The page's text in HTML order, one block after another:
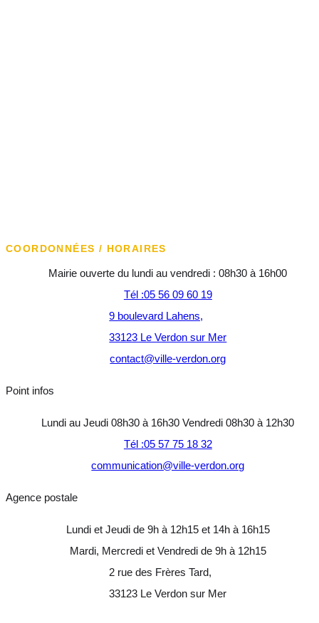
COORDONNÉES / HORAIRES
Mairie ouverte du lundi au vendredi : 08h30 à 16h00
Tél :05 56 09 60 19
9 boulevard Lahens,
33123 Le Verdon sur Mer
contact@ville-verdon.org
Point infos
Lundi au Jeudi 08h30 à 16h30 Vendredi 08h30 à 12h30
Tél :05 57 75 18 32
communication@ville-verdon.org
Agence postale
Lundi et Jeudi de 9h à 12h15 et 14h à 16h15
Mardi, Mercredi et Vendredi de 9h à 12h15
2 rue des Frères Tard,
33123 Le Verdon sur Mer